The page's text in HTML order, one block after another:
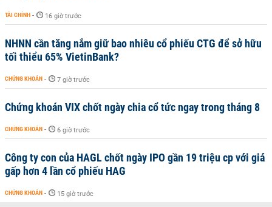
TÀI CHÍNH - 16 giờ trước
NHNN cần tăng nắm giữ bao nhiêu cổ phiếu CTG để sở hữu
tối thiểu 65% VietinBank?
CHỨNG KHOÁN - 7 giờ trước
Chứng khoán VIX chốt ngày chia cổ tức ngay trong tháng 8
CHỨNG KHOÁN - 6 giờ trước
Công ty con của HAGL chốt ngày IPO gần 19 triệu cp với giá
gấp hơn 4 lần cổ phiếu HAG
CHỨNG KHOÁN - 15 giờ trước